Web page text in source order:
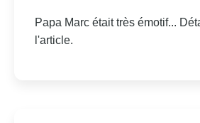
Papa Marc était très émotif...
l'article.